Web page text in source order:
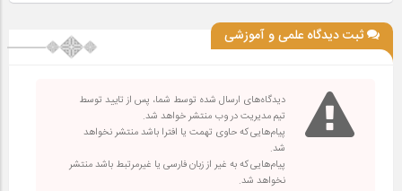
ثبت دیدگاه علمی و آموزشی
دیدگاه‌های ارسال شده توسط شما، پس از تایید توسط
تیم مدیریت در وب منتشر خواهد شد.
پیام‌هایی که حاوی تهمت یا افترا باشد منتشر نخواهد
شد.
پیام‌هایی که به غیر از زبان فارسی یا غیرمرتبط باشد منتشر
نخواهد شد.